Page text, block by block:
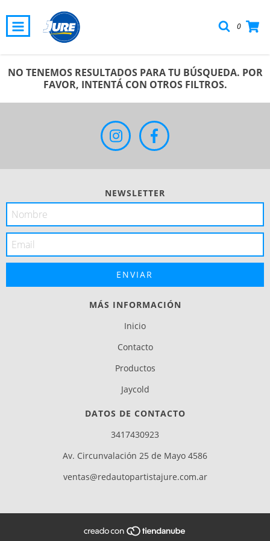
0
NO TENEMOS RESULTADOS PARA TU BÚSQUEDA. POR
FAVOR, INTENTÁ CON OTROS FILTROS.
NEWSLETTER
MÁS INFORMACIÓN
Inicio
Contacto
Productos
Jaycold
DATOS DE CONTACTO
3417430923
Av. Circunvalación 25 de Mayo 4586
ventas@redautopartistajure.com.ar